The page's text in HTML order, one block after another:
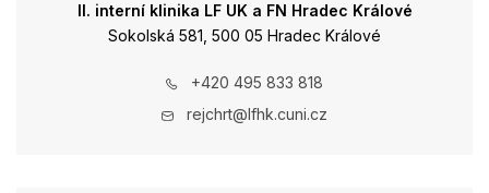
II. interní klinika LF UK a FN Hradec Králové
Sokolská 581, 500 05 Hradec Králové
+420 495 833 818
rejchrt@lfhk.cuni.cz